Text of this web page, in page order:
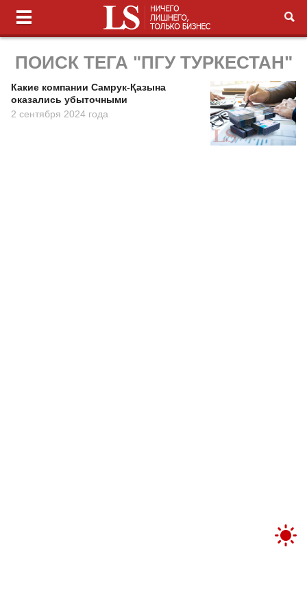
ПОИСК ТЕГА "ПГУ ТУРКЕСТАН"
Какие компании Самрук-Қазына
оказались убыточными
2 сентября 2024 года